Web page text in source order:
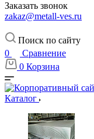
Заказать звонок
zakaz@metall-ves.ru
Поиск по сайту
0
Сравнение
0 Корзина
Каталог